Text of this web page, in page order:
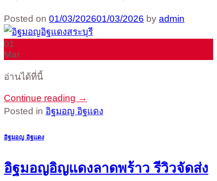
Posted on 01/03/202601/03/2026 by admin
01
Mar
อ่านได้ที่นี้
Continue reading →
Posted in อิฐมอญ อิฐแดง
อิฐมอญ อิฐแดง
อิฐมอญอิญแดงลาดพร้าว รีวิวจัดส่ง